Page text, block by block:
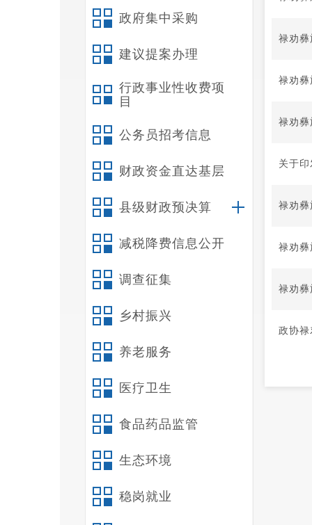
政府集中采购
建议提案办理
行政事业性收费项
目
公务员招考信息
财政资金直达基层
县级财政预决算
减税降费信息公开
调查征集
乡村振兴
养老服务
医疗卫生
食品药品监管
生态环境
稳岗就业
禄劝
禄劝
禄劝
关于
禄劝
禄劝
禄劝
政协